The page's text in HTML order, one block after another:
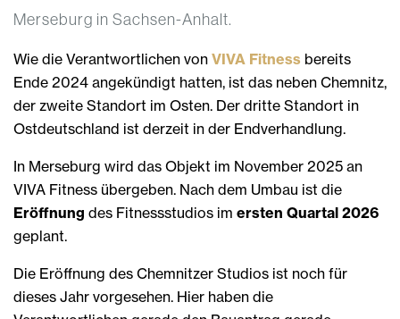
Merseburg in Sachsen-Anhalt.
Wie die Verantwortlichen von VIVA Fitness bereits
Ende 2024 angekündigt hatten, ist das neben Chemnitz,
der zweite Standort im Osten. Der dritte Standort in
Ostdeutschland ist derzeit in der Endverhandlung.
In Merseburg wird das Objekt im November 2025 an
VIVA Fitness übergeben. Nach dem Umbau ist die
Eröffnung des Fitnessstudios im ersten Quartal 2026
geplant.
Die Eröffnung des Chemnitzer Studios ist noch für
dieses Jahr vorgesehen. Hier haben die